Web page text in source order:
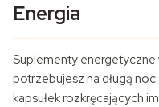
Energia
Suplementy
potrzebujesz na długą
kapsułek rozkręcających